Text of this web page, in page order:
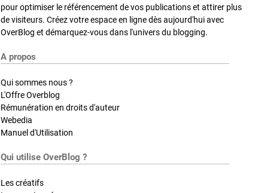
pour optimiser le référencement de vos publications et attirer plus
de visiteurs. Créez votre espace en ligne dès aujourd'hui avec
OverBlog et démarquez-vous dans l'univers du blogging.
A propos
Qui sommes nous ?
L'Offre Overblog
Rémunération en droits d'auteur
Webedia
Manuel d'Utilisation
Qui utilise OverBlog ?
Les créatifs